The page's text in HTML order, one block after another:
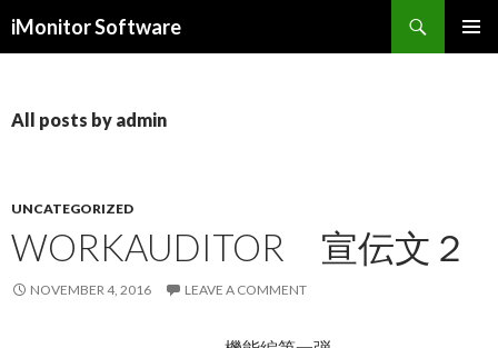
iMonitor Software
All posts by admin
UNCATEGORIZED
WORKAUDITOR 宣伝文２
NOVEMBER 4, 2016 LEAVE A COMMENT